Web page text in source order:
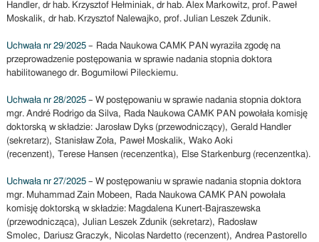
Handler, dr hab. Krzysztof Hełminiak, dr hab. Alex Markowitz, prof. Paweł
Moskalik, dr hab. Krzysztof Nalewajko, prof. Julian Leszek Zdunik.
Uchwała nr 29/2025– Rada Naukowa CAMK PAN wyraziła zgodę na
przeprowadzenie postępowania w sprawie nadania stopnia doktora
habilitowanego dr. Bogumiłowi Pileckiemu.
Uchwała nr 28/2025– W postępowaniu w sprawie nadania stopnia doktora
mgr. André Rodrigo da Silva, Rada Naukowa CAMK PAN powołała komisję
doktorską w składzie: Jarosław Dyks (przewodniczący), Gerald Handler
(sekretarz), Stanisław Zoła, Paweł Moskalik, Wako Aoki
(recenzent), Terese Hansen (recenzentka), Else Starkenburg (recenzentka).
Uchwała nr 27/2025– W postępowaniu w sprawie nadania stopnia doktora
mgr. Muhammad Zain Mobeen, Rada Naukowa CAMK PAN powołała
komisję doktorską w składzie: Magdalena Kunert-Bajraszewska
(przewodnicząca), Julian Leszek Zdunik (sekretarz), Radosław
Smolec, Dariusz Graczyk, Nicolas Nardetto (recenzent), Andrea Pastorello